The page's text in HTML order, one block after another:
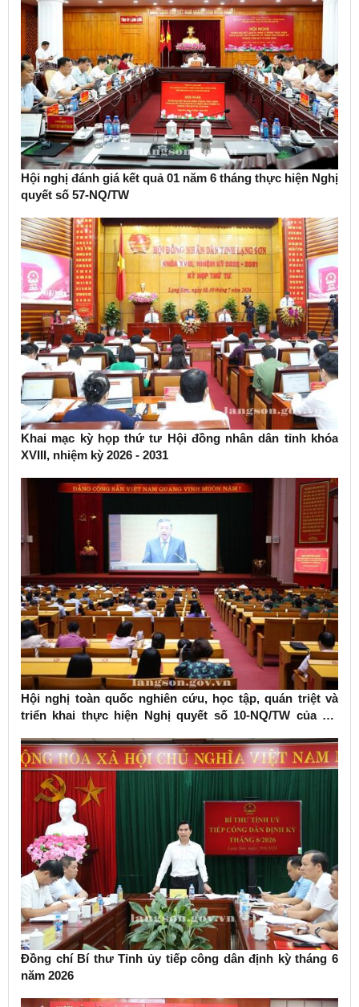
Hội nghị đánh giá kết quả 01 năm 6 tháng thực hiện Nghị
quyết số 57-NQ/TW
Khai mạc kỳ họp thứ tư Hội đồng nhân dân tỉnh khóa
XVIII, nhiệm kỳ 2026 - 2031
Hội nghị toàn quốc nghiên cứu, học tập, quán triệt và
triển khai thực hiện Nghị quyết số 10-NQ/TW của Bộ
Đồng chí Bí thư Tỉnh ủy tiếp công dân định kỳ tháng 6
năm 2026